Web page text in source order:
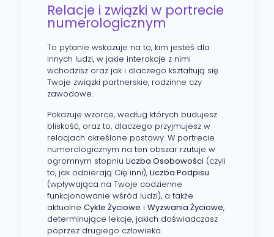
Relacje i związki w portrecie
numerologicznym
To pytanie wskazuje na to, kim jesteś dla
innych ludzi, w jakie interakcje z nimi
wchodzisz oraz jak i dlaczego kształtują się
Twoje związki partnerskie, rodzinne czy
zawodowe.
Pokazuje wzorce, według których budujesz
bliskość, oraz to, dlaczego przyjmujesz w
relacjach określone postawy. W portrecie
numerologicznym na ten obszar rzutuje w
ogromnym stopniu Liczba Osobowości (czyli
to, jak odbierają Cię inni), Liczba Podpisu
(wpływająca na Twoje codzienne
funkcjonowanie wśród ludzi), a także
aktualne Cykle Życiowe i Wyzwania Życiowe,
determinujące lekcje, jakich doświadczasz
poprzez drugiego człowieka.